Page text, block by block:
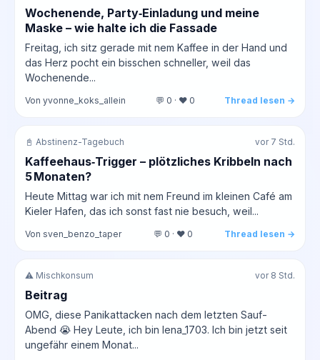
Wochenende, Party‑Einladung und meine
Maske – wie halte ich die Fassade
Freitag, ich sitz gerade mit nem Kaffee in der Hand und
das Herz pocht ein bisschen schneller, weil das
Wochenende...
Von yvonne_koks_allein 💬 0 · ❤️ 0 Thread lesen →
📓 Abstinenz-Tagebuch vor 7 Std.
Kaffeehaus‑Trigger – plötzliches Kribbeln nach
5 Monaten?
Heute Mittag war ich mit nem Freund im kleinen Café am
Kieler Hafen, das ich sonst fast nie besuch, weil...
Von sven_benzo_taper 💬 0 · ❤️ 0 Thread lesen →
⚠️ Mischkonsum vor 8 Std.
Beitrag
OMG, diese Panikattacken nach dem letzten Sauf-
Abend 😭 Hey Leute, ich bin lena_1703. Ich bin jetzt seit
ungefähr einem Monat...